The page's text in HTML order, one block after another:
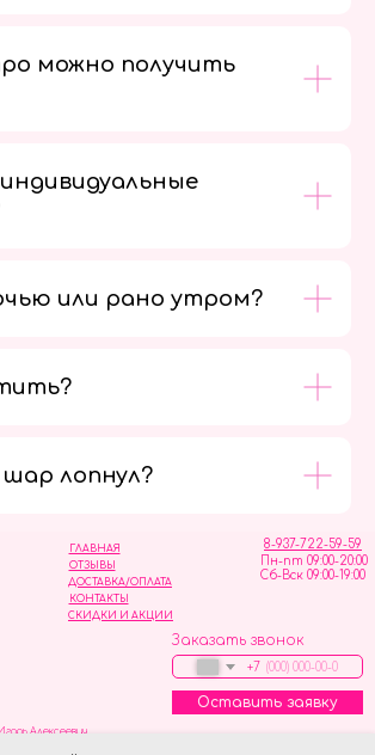
можно получить
или рано утром?
лопнул?
ОТЗЫВЫ
ГЛАВНАЯ
ДОСТАВКА/ОПЛАТА
СКИДКИ И АКЦИИ
КОНТАКТЫ
8-937-722-59-59
Пн-пт 09:00-20:00
Сб-Вск 09:00-19:00
Заказать звонок
+7
Оставить заявку
Алексеевич